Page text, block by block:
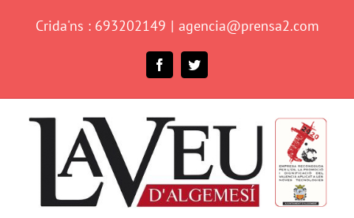
Crida'ns : 693202149 | agencia@prensa2.com
FacebookTwitter